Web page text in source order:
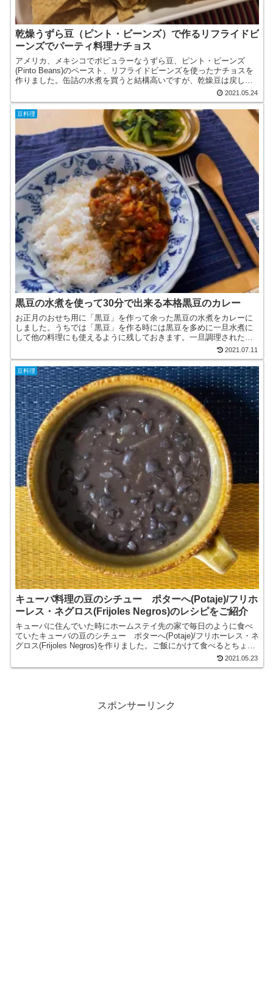
乾燥うずら豆（ピント・ビーンズ）で作るリフライドビ
ーンズでパーティ料理ナチョス
アメリカ、メキシコでポピュラーなうずら豆、ピント・ビーンズ
(Pinto Beans)のペースト、リフライドビーンズを使ったナチョスを
作りました。缶詰の水煮を買うと結構高いですが、乾燥豆は戻した
2021.05.24
豆料理
黒豆の水煮を使って30分で出来る本格黒豆のカレー
お正月のおせち用に「黒豆」を作って余った黒豆の水煮をカレーに
しました。うちでは「黒豆」を作る時には黒豆を多めに一旦水煮に
して他の料理にも使えるように残しておきます。一旦調理された黒
豆は色々な料理に使うのも簡単です。今回はテレワーク中の昼ご
2021.07.11
豆料理
キューバ料理の豆のシチュー ポターへ(Potaje)/フリホ
ーレス・ネグロス(Frijoles Negros)のレシピをご紹介
キューバに住んでいた時にホームステイ先の家で毎日のように食べ
ていたキューバの豆のシチュー ポターへ(Potaje)/フリホーレス・ネ
グロス(Frijoles Negros)を作りました。ご飯にかけて食べるとちょう
2021.05.23
スポンサーリンク